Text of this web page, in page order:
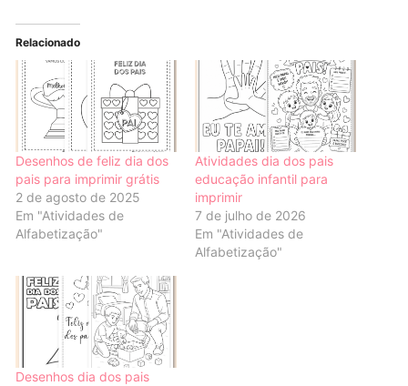
Relacionado
Desenhos de feliz dia dos
pais para imprimir grátis
2 de agosto de 2025
Em "Atividades de
Alfabetização"
Atividades dia dos pais
educação infantil para
imprimir
7 de julho de 2026
Em "Atividades de
Alfabetização"
Desenhos dia dos pais